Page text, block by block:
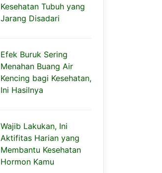
Kesehatan Tubuh yang
Jarang Disadari
Efek Buruk Sering
Menahan Buang Air
Kencing bagi Kesehatan,
Ini Hasilnya
Wajib Lakukan, Ini
Aktifitas Harian yang
Membantu Kesehatan
Hormon Kamu